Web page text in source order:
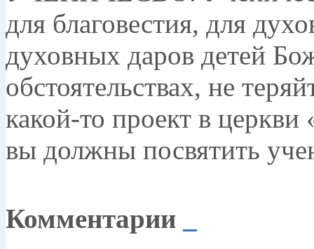
для благовестия, для
духовных даров детей
обстоятельствах, не
какой-то проект в церкви
вы должны посвятить
Комментарии